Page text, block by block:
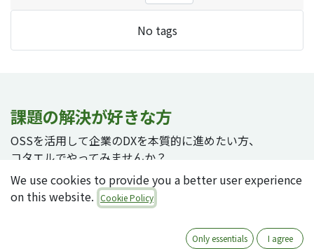
No tags
課題の解決が好きな方
OSSを活用して企業のDXを本質的に進めたい方、
コタエルでやってみませんか？
We use cookies to provide you a better user experience
on this website. Cookie Policy
Only essentials I agree